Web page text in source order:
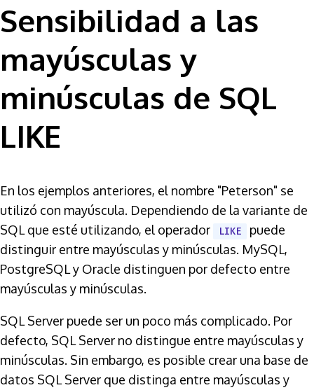
Sensibilidad a las
mayúsculas y
minúsculas de SQL
LIKE
En los ejemplos anteriores, el nombre "Peterson" se
utilizó con mayúscula. Dependiendo de la variante de
SQL que esté utilizando, el operador
LIKE
puede
distinguir entre mayúsculas y minúsculas. MySQL,
PostgreSQL y Oracle distinguen por defecto entre
mayúsculas y minúsculas.
SQL Server puede ser un poco más complicado. Por
defecto, SQL Server no distingue entre mayúsculas y
minúsculas. Sin embargo, es posible crear una base de
datos SQL Server que distinga entre mayúsculas y